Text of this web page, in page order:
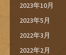
2023年10月
2023年5月
2022年3月
2022年2月